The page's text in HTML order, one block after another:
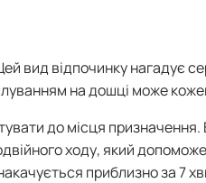
вид відпочинку нагадує
на дошці може
до місця призначення.
ходу, який
приблизно за 7